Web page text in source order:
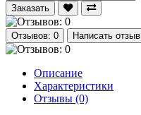
Заказать
Отзывов: 0 Написать отзыв
Описание
Характеристики
Отзывы (0)